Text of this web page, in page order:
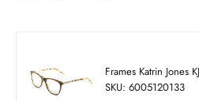
Frames Katrin Jones
SKU: 6005120133